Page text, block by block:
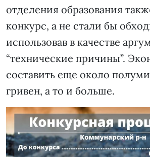
отделения образования
конкурс, а не стали бы
использовав в качестве
“технические причины”.
составить еще около
гривен, а то и больше.